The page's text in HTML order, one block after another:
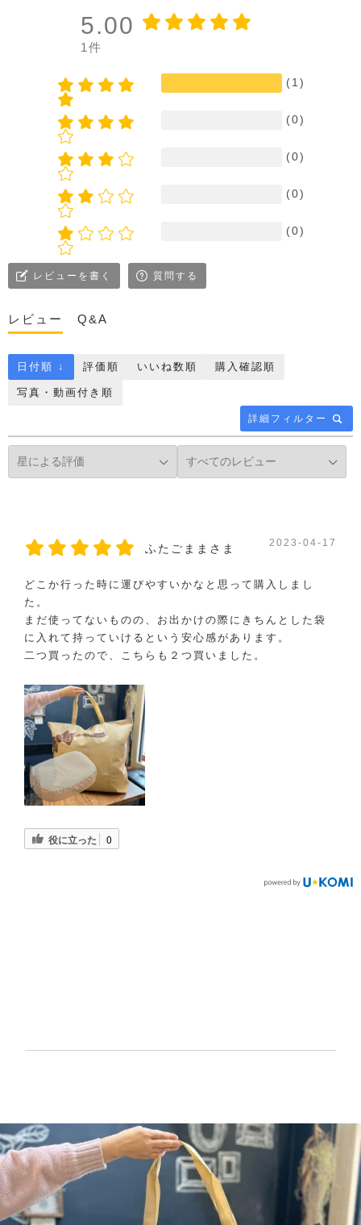
5.00
1件
(1)
(0)
(0)
(0)
(0)
レビューを書く 質問する
レビュー Q&A
詳細フィルター
日付順 ↓ 評価順 いいね数順 購入確認順
写真・動画付き順
ふたごままさま 2023-04-17
どこか行った時に運びやすいかなと思って購入しまし
た。
まだ使ってないものの、お出かけの際にきちんとした袋
に入れて持っていけるという安心感があります。
二つ買ったので、こちらも２つ買いました。
役に立った 0